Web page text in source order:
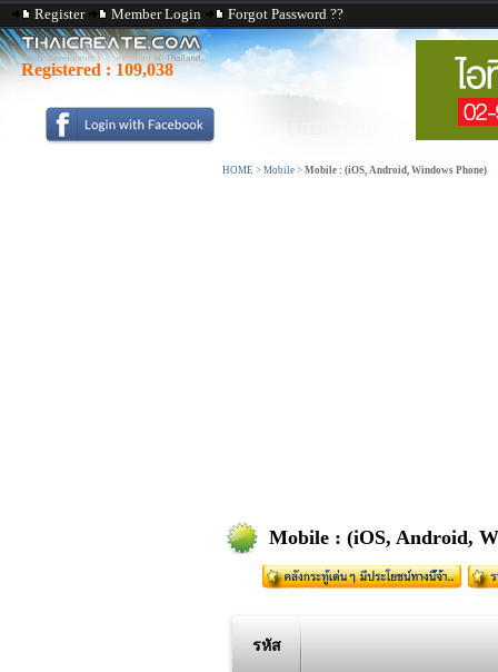
Register Member Login Forgot Password ??
Registered : 109,038
HOME > Mobile > Mobile : (iOS, Android, Windows Phone)
Mobile : (iOS, Android,
รหัส